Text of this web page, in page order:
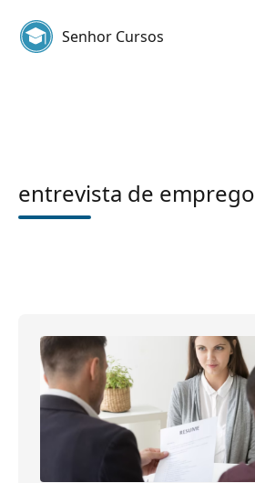
Senhor Cursos
entrevista de emprego